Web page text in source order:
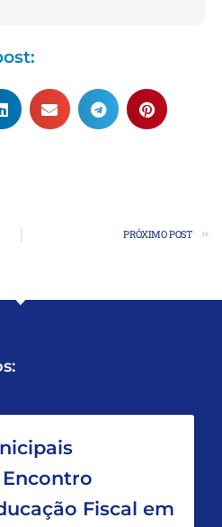
PRÓXIMO POST
Fiscal em